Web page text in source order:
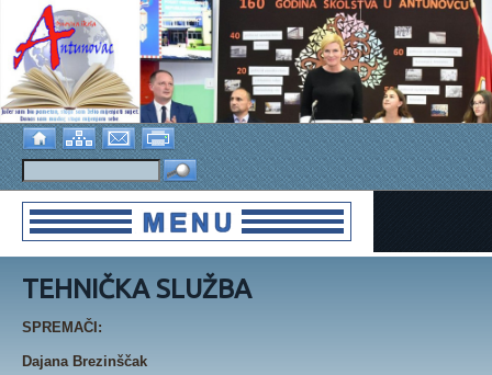
TEHNIČKA SLUŽBA
SPREMAČI:
Dajana Brezinščak